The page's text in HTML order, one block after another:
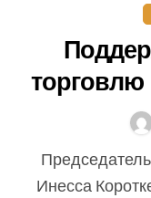
торговлю
за
Председатель правления «Белкоопсоюза»
Инесса